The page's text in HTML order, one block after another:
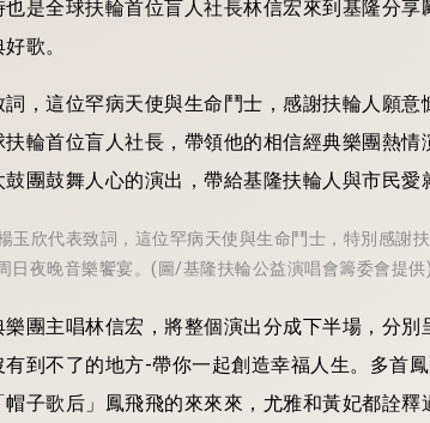
是全球扶輪首位盲人社長林信宏來到基隆分
歌。
，這位罕病天使與生命鬥士，感謝扶輪人願
輪首位盲人社長，帶領他的相信經典樂團熱
團鼓舞人心的演出，帶給基隆扶輪人與市民愛
欣代表致詞，這位罕病天使與生命鬥士，特別感謝
日夜晚音樂饗宴。(圖/基隆扶輪公益演唱會籌委會提供)
團主唱林信宏，將整個演出分成下半場，分
到不了的地方-帶你一起創造幸福人生。多首
子歌后」鳳飛飛的來來來，尤雅和黃妃都詮釋